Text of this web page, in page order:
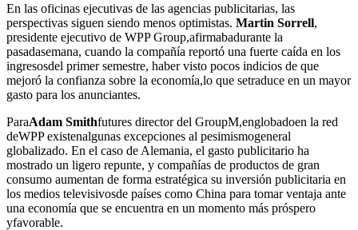
En las oficinas ejecutivas de las agencias publicitarias, las
perspectivas siguen siendo menos optimistas. Martin Sorrell,
presidente ejecutivo de WPP Group,afirmabadurante la
pasadasemana, cuando la compañía reportó una fuerte caída en los
ingresosdel primer semestre, haber visto pocos indicios de que
mejoró la confianza sobre la economía,lo que setraduce en un mayor
gasto para los anunciantes.
ParaAdam Smithfutures director del GroupM,englobadoen la red
deWPP existenalgunas excepciones al pesimismogeneral
globalizado. En el caso de Alemania, el gasto publicitario ha
mostrado un ligero repunte, y compañías de productos de gran
consumo aumentan de forma estratégica su inversión publicitaria en
los medios televisivosde países como China para tomar ventaja ante
una economía que se encuentra en un momento más próspero
yfavorable.